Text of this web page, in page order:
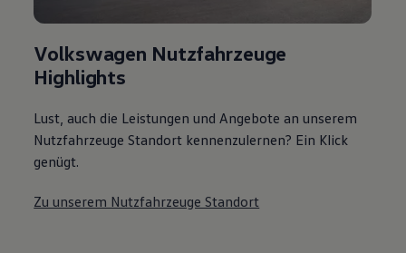
Volkswagen Nutzfahrzeuge
Highlights
Lust, auch die Leistungen und Angebote an unserem
Nutzfahrzeuge Standort kennenzulernen? Ein Klick
genügt.
Zu unserem Nutzfahrzeuge Standort